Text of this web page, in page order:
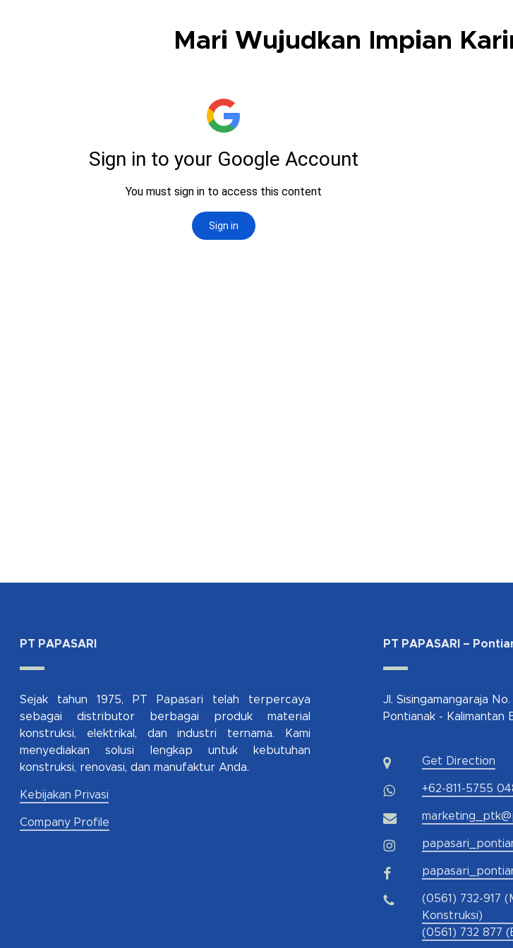
Mari Wujudkan Impian
PT PAPASARI
Sejak tahun 1975, PT Papasari telah terpercaya
sebagai distributor berbagai produk material
konstruksi, elektrikal, dan industri ternama. Kami
menyediakan solusi lengkap untuk kebutuhan
konstruksi, renovasi, dan manufaktur Anda.
Kebijakan Privasi
Company Profile
PT PAPASARI –
Jl. Sisingamangaraja
Pontianak - Kalimantan
Get Direction
+62-811-5755
(0561) 732-917
Konstruksi)
(0561) 732 877